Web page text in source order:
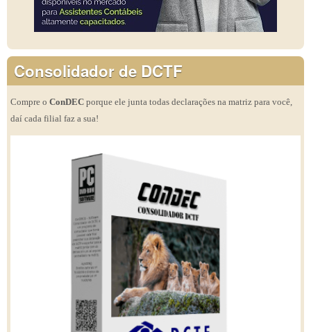
Consolidador de DCTF
Compre o ConDEC porque ele junta todas declarações na matriz para você,
daí cada filial faz a sua!